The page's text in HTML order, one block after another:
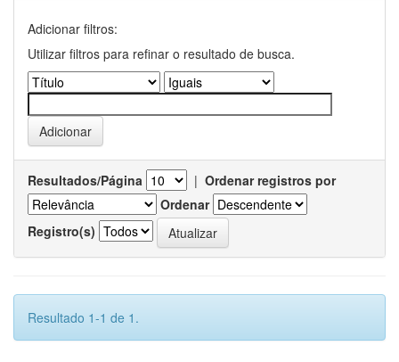
Adicionar filtros:
Utilizar filtros para refinar o resultado de busca.
Resultados/Página | Ordenar registros por
Ordenar
Registro(s)
Resultado 1-1 de 1.